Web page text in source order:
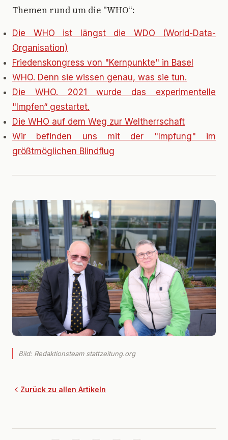
Themen rund um die "WHO“:
Die WHO ist längst die WDO (World-Data-
Organisation)
Friedenskongress von "Kernpunkte" in Basel
WHO. Denn sie wissen genau, was sie tun.
Die WHO. 2021 wurde das experimentelle
"Impfen“ gestartet.
Die WHO auf dem Weg zur Weltherrschaft
Wir befinden uns mit der "Impfung" im
größtmöglichen Blindflug
Bild: Redaktionsteam stattzeitung.org
Zurück zu allen Artikeln